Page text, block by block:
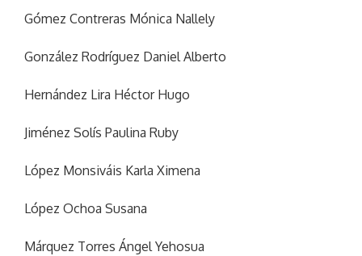
Gómez Contreras Mónica Nallely
González Rodríguez Daniel Alberto
Hernández Lira Héctor Hugo
Jiménez Solís Paulina Ruby
López Monsiváis Karla Ximena
López Ochoa Susana
Márquez Torres Ángel Yehosua